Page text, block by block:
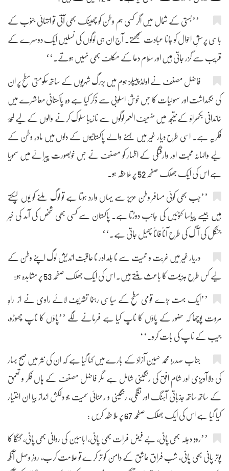
’’بستی کے شمال میں اگر کسی ہم وطن کو چھینک بھی آتی تو انتہائی جنوب کے
باسی پرسشِ احوال کو جانا عبادت سمجھتے۔ آج ان ہی لوگوں کی نسلیں ایک دوسرے کے
قریب سے گزر جاتی ہیں اور سلام دعا کے مکلف بھی نہیں ہوتے۔‘‘
فاضل مصنف نے اولڈ پیپلز ہوم میں بزرگ شہریوں کے ساتھ حکومتی سطح پر ان
کی نگہداشت اور سہولیات کا جس خوش اسلوبی سے ذکر کیا ہے وہ پاکستانی معاشرے میں
خاندانی بکھراؤ کے نتیجہ میں ضعیف العمر لوگوں سے نازیبا سلوک کرنے والوں کے لیے لمحۂ
فکریہ ہے۔ اسی طرح دیار غیر میں بسنے والے پاکستانیوں کے دلوں میں مادرِ وطن کے
لیے والہانہ محبت اور وارفتگی کے اظہار کو مصنف نے جس خوبصورت پیرائے میں سمویا
ہے اس کی ایک جھلک صفحہ 52 پر ملاحظہ ہو۔
’’جب بھی کوئی مسافر وطن عزیز سے یہاں وارد ہوتا ہے تو لوگ ملنے کو یوں لپکتے
ہیں جیسے پیاسا کنوئیں کی جانب دوڑتا ہے۔ پاکستان سے کسی بھی شخص کی آمد کی خبر
جنگل کی آگ کی طرح آناً فاناً پھیل جاتی ہے۔‘‘
دریار غیر میں غربت و حمیت سے نا بلد ادر نا عاقبت اندیش لوگ اپنے وطن کے
لیے کس طرح ہزیمت کا باعث بنتے ہیں۔ اس کی ایک جھلک صفحہ 53 پر مشاہدہ ہو:
’’ایک بہت بڑے قومی سطح کے سیاسی رہنما تشریف لائے راوی نے از راہِ
مروت پوچھا کہ حضور کے پاؤں کا ناپ کیا ہے فرمانے لگے ’’پاؤں کا ناپ چھوڑو،
جیب کے ناپ کی بات کرو۔‘‘
جناب صدر! محمد حسین آزادؔ کے بارے میں کہا گیا ہے کہ ان کی نثر میں صبح بہار
کی دلاآویزی اور شام افق کی رنگینی شامل ہے مگر فاضل مصنف کے ہاں فکر و تعمق
کے ساتھ ساتھ جذباتی آہنگ اور نغمگی، رنگینی و رعنائی سمیت جو دلکش انداز بیا ان اختیار
کیا گیا ہے اس کی ایک جھلک صفحہ 67 پر ملاحظہ کریں :
’’رودِ دجلہ بھی پانی، بے فیض فرات بھی پانی، اباسین کی روانی بھی پانی، گنگا کا
پوتر پانی بھی پانی، شب فراق عاشق کے دامن کو تر کرے تو علامت کرب، روزِ وصل آنکھ